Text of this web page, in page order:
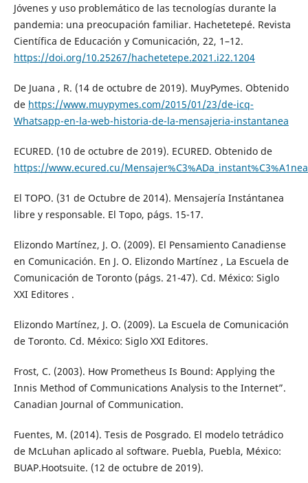
Jóvenes y uso problemático de las tecnologías durante la
pandemia: una preocupación familiar. Hachetetepé. Revista
Científica de Educación y Comunicación, 22, 1–12.
https://doi.org/10.25267/hachetetepe.2021.i22.1204
De Juana , R. (14 de octubre de 2019). MuyPymes. Obtenido
de https://www.muypymes.com/2015/01/23/de-icq-
Whatsapp-en-la-web-historia-de-la-mensajeria-instantanea
ECURED. (10 de octubre de 2019). ECURED. Obtenido de
https://www.ecured.cu/Mensajer%C3%ADa_instant%C3%A1nea
El TOPO. (31 de Octubre de 2014). Mensajería Instántanea
libre y responsable. El Topo, págs. 15-17.
Elizondo Martínez, J. O. (2009). El Pensamiento Canadiense
en Comunicación. En J. O. Elizondo Martínez , La Escuela de
Comunicación de Toronto (págs. 21-47). Cd. México: Siglo
XXI Editores .
Elizondo Martínez, J. O. (2009). La Escuela de Comunicación
de Toronto. Cd. México: Siglo XXI Editores.
Frost, C. (2003). How Prometheus Is Bound: Applying the
Innis Method of Communications Analysis to the Internet”.
Canadian Journal of Communication.
Fuentes, M. (2014). Tesis de Posgrado. El modelo tetrádico
de McLuhan aplicado al software. Puebla, Puebla, México:
BUAP.Hootsuite. (12 de octubre de 2019).